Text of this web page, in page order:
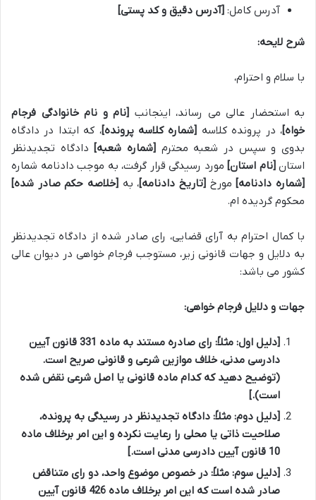
آدرس کامل: [آدرس دقیق و کد پستی]
شرح لایحه:
با سلام و احترام،
به استحضار عالی می رساند، اینجانب [نام و نام خانوادگی فرجام
خواه]، در پرونده کلاسه [شماره کلاسه پرونده]، که ابتدا در دادگاه
بدوی و سپس در شعبه محترم [شماره شعبه] دادگاه تجدیدنظر
استان [نام استان] مورد رسیدگی قرار گرفت، به موجب دادنامه شماره
[شماره دادنامه] مورخ [تاریخ دادنامه]، به [خلاصه حکم صادر شده]
محکوم گردیده ام.
با کمال احترام به آرای قضایی، رای صادر شده از دادگاه تجدیدنظر
به دلایل و جهات قانونی زیر، مستوجب فرجام خواهی در دیوان عالی
کشور می باشد:
جهات و دلایل فرجام خواهی:
[دلیل اول: مثلاً: رای صادره مستند به ماده 331 قانون آیین
دادرسی مدنی، خلاف موازین شرعی و قانونی صریح است.
(توضیح دهید که کدام ماده قانونی یا اصل شرعی نقض شده
است).]
[دلیل دوم: مثلاً: دادگاه تجدیدنظر در رسیدگی به پرونده،
صلاحیت ذاتی یا محلی را رعایت نکرده و این امر برخلاف ماده
10 قانون آیین دادرسی مدنی است.]
[دلیل سوم: مثلاً: در خصوص موضوع واحد، دو رای متناقض
صادر شده است که این امر برخلاف ماده 426 قانون آیین